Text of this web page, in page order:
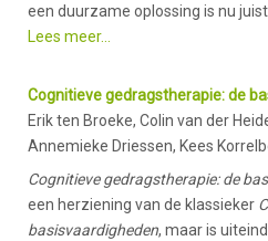
een duurzame oplossing is nu
Lees meer...
Cognitieve gedragstherapie: de
Erik ten Broeke, Colin van der
Annemieke Driessen, Kees
Cognitieve gedragstherapie: de
een herziening van de klassieker
basisvaardigheden, maar is